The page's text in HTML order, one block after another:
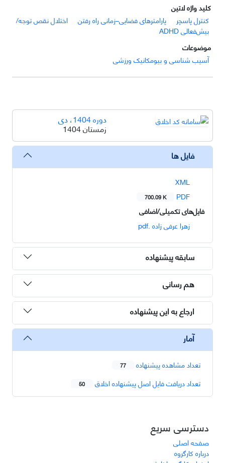
کلید واژه لاتین
کنترل پاسچر
پارامترهای فضایی–زمانی راه رفتن
اختلال نقص توجه/
بیش‌فعالی ADHD
موضوعات
آسیب شناسی و بیومکانیک ورزشی
دوره 1404، دی
زمستان 1404
فایل ها
XML
PDF
700.09 K
فایل‌های تکمیلی/اضافی
زهرا عرفی زاده .pdf
سابقه پیشنهاده
هم رسانی
ارجاع به این پیشنهاده
آمار
تعداد مشاهده پیشنهاده 77
تعداد دریافت فایل اصل پیشنهاده اخلاق 50
دسترسی سریع
صفحه اصلی
درباره کارگروه